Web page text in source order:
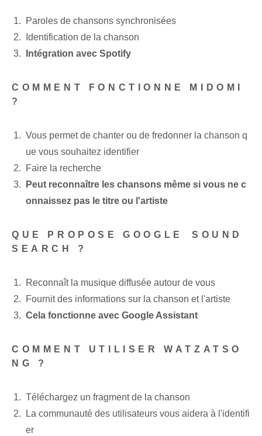
Paroles de chansons synchronisées
Identification de la chanson
Intégration avec Spotify
COMMENT FONCTIONNE MIDOMI
?
Vous permet de chanter ou de fredonner la chanson q
ue vous souhaitez identifier
Faire la recherche
Peut reconnaître les chansons même si vous ne c
onnaissez pas le titre ou l'artiste
QUE PROPOSE GOOGLE ⁤SOUND
SEARCH ?
Reconnaît la musique diffusée autour de vous
Fournit des informations sur la chanson et l'artiste
Cela fonctionne avec Google Assistant
COMMENT UTILISER WATZATSO
NG ?
Téléchargez un fragment de la chanson
La communauté des utilisateurs vous aidera à l'identifi
er